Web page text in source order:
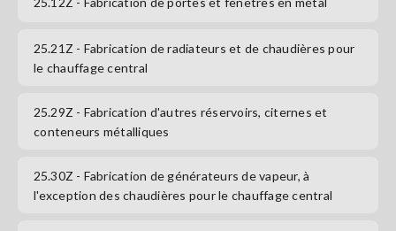
connecter
25.21Z - Fabrication de radiateurs et de chaudières pour
le chauffage central
25.29Z - Fabrication d'autres réservoirs, citernes et
conteneurs métalliques
25.30Z - Fabrication de générateurs de vapeur, à
l'exception des chaudières pour le chauffage central